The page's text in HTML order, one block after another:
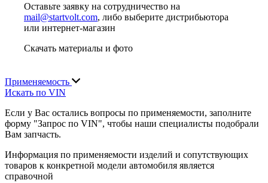
Оставьте заявку на сотрудничество на
mail@startvolt.com, либо выберите дистрибьютора
или интернет-магазин
Скачать материалы и фото
Применяемость
Искать по VIN
Если у Вас остались вопросы по применяемости, заполните
форму "Запрос по VIN", чтобы наши специалисты подобрали
Вам запчасть.
Информация по применяемости изделий и сопутствующих
товаров к конкретной модели автомобиля является
справочной